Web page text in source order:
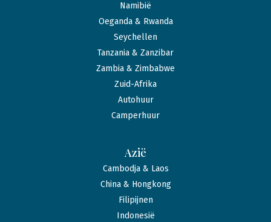
Namibië
Oeganda & Rwanda
Seychellen
Tanzania & Zanzibar
Zambia & Zimbabwe
Zuid-Afrika
Autohuur
Camperhuur
Azië
Cambodja & Laos
China & Hongkong
Filipijnen
Indonesië